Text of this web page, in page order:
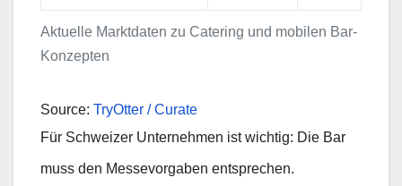
Aktuelle Marktdaten zu Catering und mobilen Bar-
Konzepten
Source: TryOtter / Curate
Für Schweizer Unternehmen ist wichtig: Die Bar
muss den Messevorgaben entsprechen.